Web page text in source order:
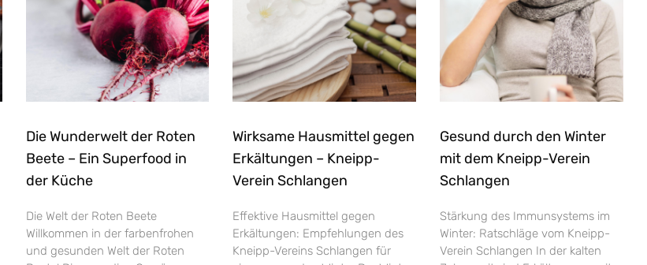
Die Wunderwelt der Roten
Beete – Ein Superfood in
der Küche
Die Welt der Roten Beete
Willkommen in der farbenfrohen
und gesunden Welt der Roten
Wirksame Hausmittel gegen
Erkältungen – Kneipp-
Verein Schlangen
Effektive Hausmittel gegen
Erkältungen: Empfehlungen des
Kneipp-Vereins Schlangen für
Gesund durch den Winter
mit dem Kneipp-Verein
Schlangen
Stärkung des Immunsystems im
Winter: Ratschläge vom Kneipp-
Verein Schlangen In der kalten